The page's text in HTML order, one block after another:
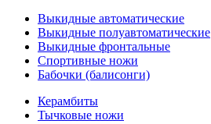
Выкидные автоматические
Выкидные полуавтоматические
Выкидные фронтальные
Спортивные ножи
Бабочки (балисонги)
Керамбиты
Тычковые ножи